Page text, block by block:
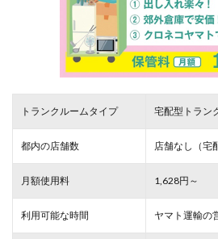
トランクルームタイプ 宅配型トラン
都内の店舗数 店舗なし（宅
月額使用料 1,628円～
利用可能な時間 ヤマト運輸の